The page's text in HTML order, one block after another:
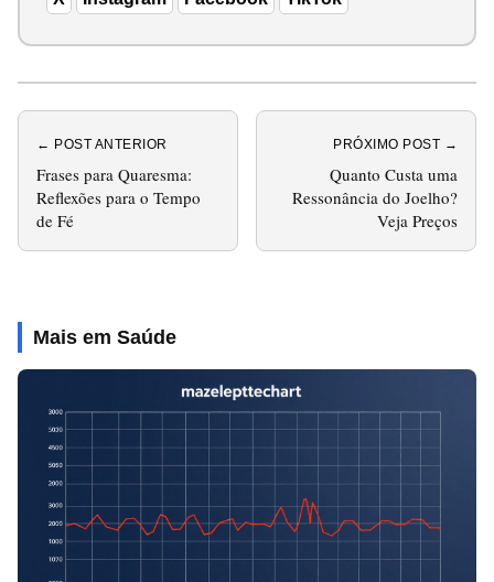
← POST ANTERIOR
Frases para Quaresma:
Reflexões para o Tempo
de Fé
PRÓXIMO POST →
Quanto Custa uma
Ressonância do Joelho?
Veja Preços
Mais em Saúde